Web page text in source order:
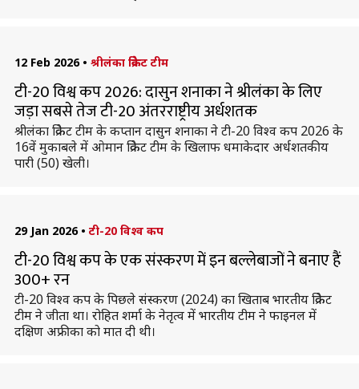
12 Feb 2026 • श्रीलंका क्रिकेट टीम
टी-20 विश्व कप 2026: दासुन शनाका ने श्रीलंका के लिए
जड़ा सबसे तेज टी-20 अंतरराष्ट्रीय अर्धशतक
श्रीलंका क्रिकेट टीम के कप्तान दासुन शनाका ने टी-20 विश्व कप 2026 के
16वें मुकाबले में ओमान क्रिकेट टीम के खिलाफ धमाकेदार अर्धशतकीय
पारी (50) खेली।
29 Jan 2026 • टी-20 विश्व कप
टी-20 विश्व कप के एक संस्करण में इन बल्लेबाजों ने बनाए हैं
300+ रन
टी-20 विश्व कप के पिछले संस्करण (2024) का खिताब भारतीय क्रिकेट
टीम ने जीता था। रोहित शर्मा के नेतृत्व में भारतीय टीम ने फाइनल में
दक्षिण अफ्रीका को मात दी थी।